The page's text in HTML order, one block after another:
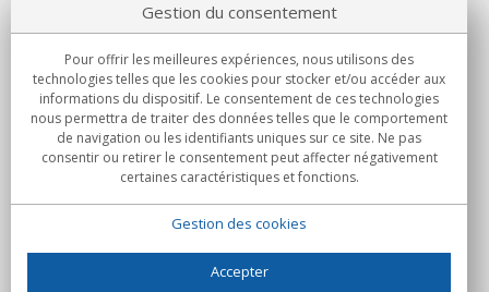
Notre société
Engagements
Achats
Gestion du consentement
Pour offrir les meilleures expériences, nous utilisons des
technologies telles que les cookies pour stocker et/ou accéder aux
informations du dispositif. Le consentement de ces technologies
nous permettra de traiter des données telles que le comportement
de navigation ou les identifiants uniques sur ce site. Ne pas
consentir ou retirer le consentement peut affecter négativement
certaines caractéristiques et fonctions.
Gestion des cookies
Accepter